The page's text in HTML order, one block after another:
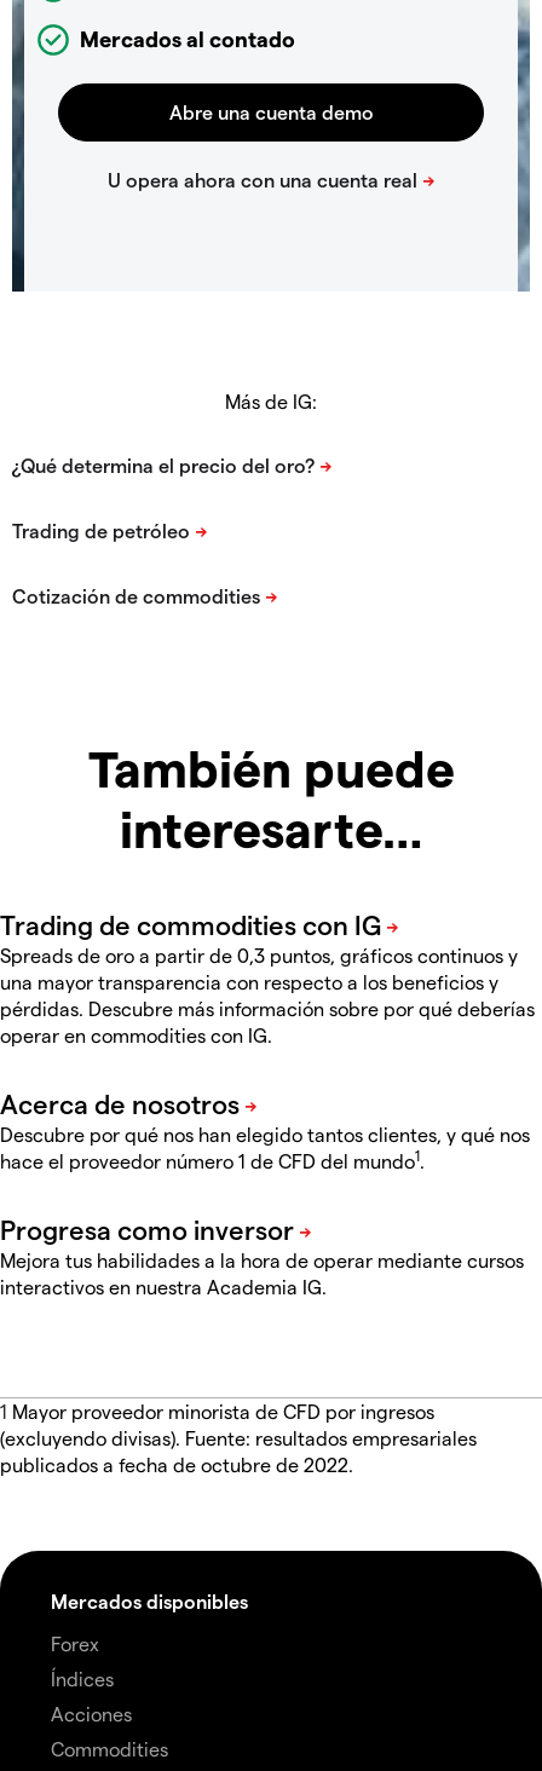
Mercados al contado
Más de IG:
También puede
interesarte…
Spreads de oro a partir de 0,3 puntos, gráficos continuos y
una mayor transparencia con respecto a los beneficios y
pérdidas. Descubre más información sobre por qué deberías
operar en commodities con IG.
Descubre por qué nos han elegido tantos clientes, y qué nos
hace el proveedor número 1 de CFD del mundo1.
Mejora tus habilidades a la hora de operar mediante cursos
interactivos en nuestra Academia IG.
1 Mayor proveedor minorista de CFD por ingresos
(excluyendo divisas). Fuente: resultados empresariales
publicados a fecha de octubre de 2022.
Mercados disponibles
Forex
Índices
Acciones
Commodities